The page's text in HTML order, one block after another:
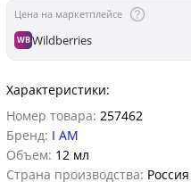
Цена на маркетплейсе
WBWildberries
Характеристики:
Номер товара: 257462
Бренд: I AM
Объем: 12 мл
Страна производства: Россия